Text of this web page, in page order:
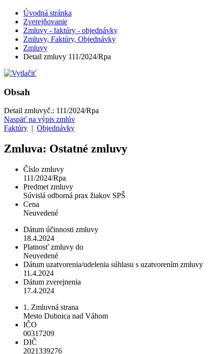
Úvodná stránka
Zverejňovanie
Zmluvy - faktúry - objednávky
Zmluvy, Faktúry, Objednávky
Zmluvy
Detail zmluvy 111/2024/Rpa
Obsah
Detail zmluvyč.: 111/2024/Rpa
Naspäť na výpis zmlúv
Faktúry | Objednávky
Zmluva: Ostatné zmluvy
Číslo zmluvy
111/2024/Rpa
Predmet zmluvy
Súvislá odborná prax žiakov SPŠ
Cena
Neuvedené
Dátum účinnosti zmluvy
18.4.2024
Platnosť zmluvy do
Neuvedené
Dátum uzatvorenia/udelenia súhlasu s uzatvorením zmluvy
11.4.2024
Dátum zverejnenia
17.4.2024
1. Zmluvná strana
Mesto Dubnica nad Váhom
IČO
00317209
DIČ
2021339276